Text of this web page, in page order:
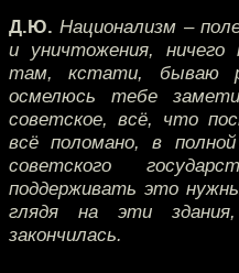
Д.Ю. Национализм –
и уничтожения, ничего
там, кстати, бываю
осмелюсь тебе
советское, всё, что
всё поломано, в
советского
поддерживать это
глядя на эти
закончилась.